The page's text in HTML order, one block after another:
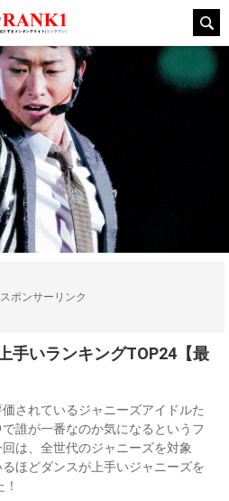
ポンサーリンク
手いランキングTOP24【最
されているジャニーズアイドルた
誰が一番なのか気になるというフ
は、全世代のジャニーズを対象
ほどダンスが上手いジャニーズを